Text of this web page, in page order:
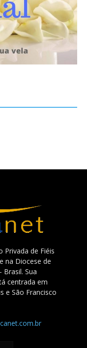
Privada de Fiéis
na Diocese de
Brasil. Sua
centrada em
e São Francisco